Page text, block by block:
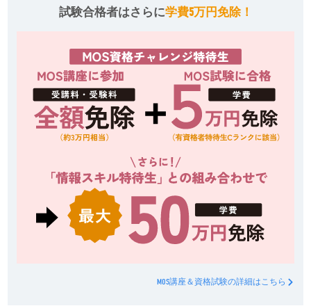
試験合格者はさらに学費5万円免除！
MOS講座＆資格試験の詳細はこちら